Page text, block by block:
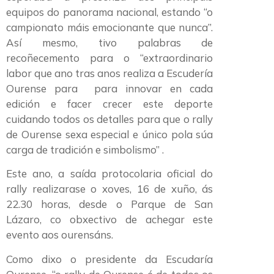
equipos do panorama nacional, estando “o
campionato máis emocionante que nunca”.
Así mesmo, tivo palabras de
recoñecemento para o “extraordinario
labor que ano tras anos realiza a Escudería
Ourense para para innovar en cada
edición e facer crecer este deporte
cuidando todos os detalles para que o rally
de Ourense sexa especial e único pola súa
carga de tradición e simbolismo” .
Este ano, a saída protocolaria oficial do
rally realizarase o xoves, 16 de xuño, ás
22.30 horas, desde o Parque de San
Lázaro, co obxectivo de achegar este
evento aos ourensáns.
Como dixo o presidente da Escudaría